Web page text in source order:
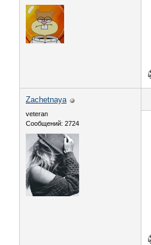
Zachetnaya
veteran
Сообщений: 2724